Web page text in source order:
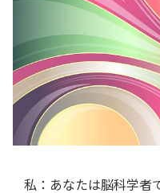
私：あなたは脳科学者